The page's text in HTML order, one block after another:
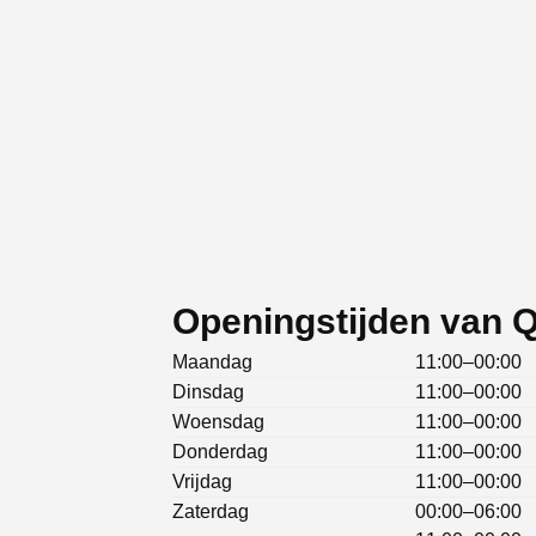
Openingstijden van
Maandag
11:00–00:00
Dinsdag
11:00–00:00
Woensdag
11:00–00:00
Donderdag
11:00–00:00
Vrijdag
11:00–00:00
Zaterdag
00:00–06:00